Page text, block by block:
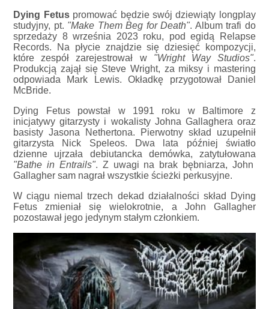
Dying Fetuspromować będzie swój dziewiąty longplay
studyjny, pt. "Make Them Beg for Death". Album trafi do
sprzedaży 8 września 2023 roku, pod egidą Relapse
Records. Na płycie znajdzie się dziesięć kompozycji,
które zespół zarejestrował w "Wright Way Studios".
Produkcją zajął się Steve Wright, za miksy i mastering
odpowiada Mark Lewis. Okładkę przygotował Daniel
McBride.
Dying Fetus powstał w 1991 roku w Baltimore z
inicjatywy gitarzysty i wokalisty Johna Gallaghera oraz
basisty Jasona Nethertona. Pierwotny skład uzupełnił
gitarzysta Nick Speleos. Dwa lata później światło
dzienne ujrzała debiutancka demówka, zatytułowana
"Bathe in Entrails". Z uwagi na brak bębniarza, John
Gallagher sam nagrał wszystkie ścieżki perkusyjne.
W ciągu niemal trzech dekad działalności skład Dying
Fetus zmieniał się wielokrotnie, a John Gallagher
pozostawał jego jedynym stałym członkiem.